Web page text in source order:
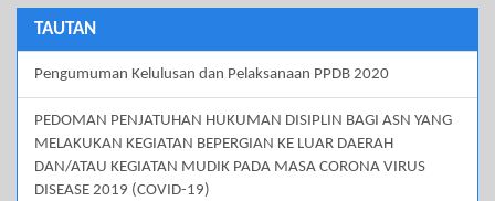
TAUTAN
Pengumuman Kelulusan dan Pelaksanaan PPDB 2020
PEDOMAN PENJATUHAN HUKUMAN DISIPLIN BAGI ASN YANG
MELAKUKAN KEGIATAN BEPERGIAN KE LUAR DAERAH
DAN/ATAU KEGIATAN MUDIK PADA MASA CORONA VIRUS
DISEASE 2019 (COVID-19)